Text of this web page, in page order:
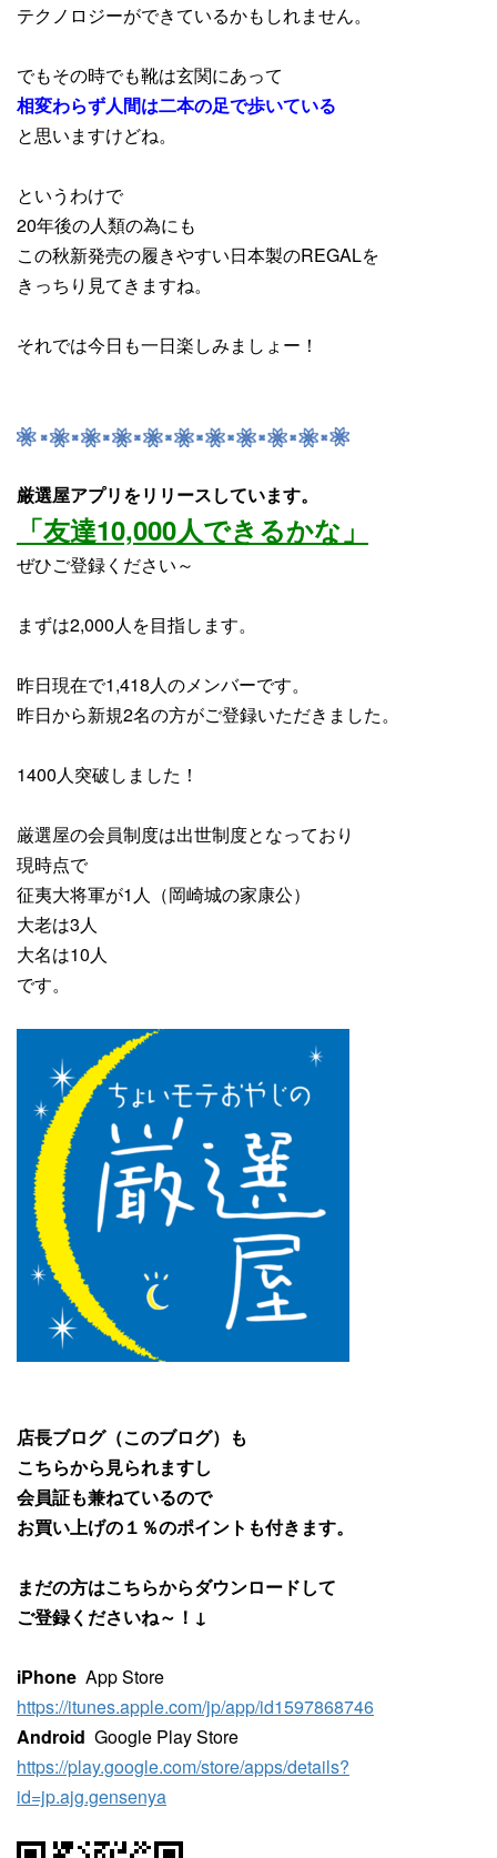
テクノロジーができているかもしれません。
でもその時でも靴は玄関にあって
相変わらず人間は二本の足で歩いている
と思いますけどね。
というわけで
20年後の人類の為にも
この秋新発売の履きやすい日本製のREGALを
きっちり見てきますね。
それでは今日も一日楽しみましょー！
厳選屋アプリをリリースしています。
「友達10,000人できるかな」
ぜひご登録ください～
まずは2,000人を目指します。
昨日現在で1,418人のメンバーです。
昨日から新規2名の方がご登録いただきました。
1400人突破しました！
厳選屋の会員制度は出世制度となっており
現時点で
征夷大将軍が1人（岡崎城の家康公）
大老は3人
大名は10人
です。
店長ブログ（このブログ）も
こちらから見られますし
会員証も兼ねているので
お買い上げの１％のポイントも付きます。
まだの方はこちらからダウンロードして
ご登録くださいね～！↓
iPhone App Store
https://itunes.apple.com/jp/app/id1597868746
Android Google Play Store
https://play.google.com/store/apps/details?
id=jp.ajg.gensenya